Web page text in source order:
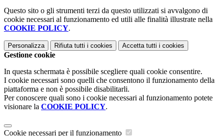
Questo sito o gli strumenti terzi da questo utilizzati si avvalgono di
cookie necessari al funzionamento ed utili alle finalità illustrate nella
COOKIE POLICY.
Personalizza Rifiuta tutti i cookies Accetta tutti i cookies
Gestione cookie
In questa schermata è possibile scegliere quali cookie consentire.
I cookie necessari sono quelli che consentono il funzionamento della
piattaforma e non è possibile disabilitarli.
Per conoscere quali sono i cookie necessari al funzionamento potete
visionare la COOKIE POLICY.
Cookie necessari per il funzionamento